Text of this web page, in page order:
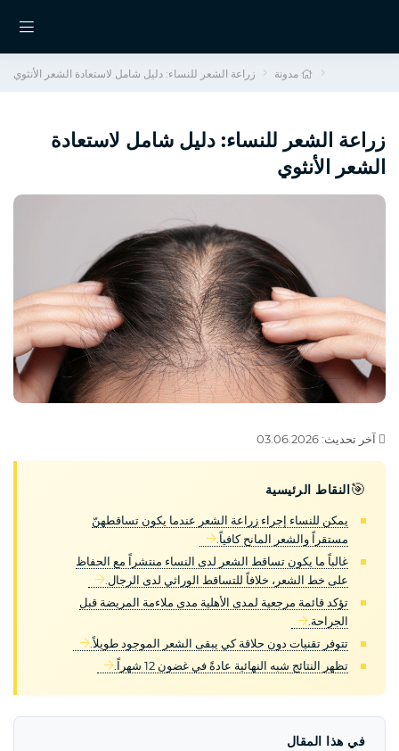
مدونة زراعة الشعر للنساء: دليل شامل لاستعادة الشعر الأنثوي
زراعة الشعر للنساء: دليل شامل لاستعادة
الشعر الأنثوي
آخر تحديث: 03.06.2026
🎯النقاط الرئيسية
يمكن للنساء إجراء زراعة الشعر عندما يكون تساقطهنّ
مستقراً والشعر المانح كافياً.
غالباً ما يكون تساقط الشعر لدى النساء منتشراً مع الحفاظ
على خط الشعر، خلافاً للتساقط الوراثي لدى الرجال.
تؤكد قائمة مرجعية لمدى الأهلية مدى ملاءمة المريضة قبل
الجراحة.
تتوفر تقنيات دون حلاقة كي يبقى الشعر الموجود طويلاً.
تظهر النتائج شبه النهائية عادةً في غضون 12 شهراً.
في هذا المقال